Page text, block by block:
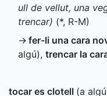
ull de vellut, una
trencar) (*, R-M)
→ fer-li una cara
algú), trencar la
tocar es clotell (a